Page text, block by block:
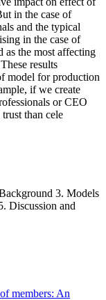
in the case of
and the typical
in the case of
as the most affecting
results
model for production
if we create
or CEO
than cele
3. Models
Discussion and
members: An